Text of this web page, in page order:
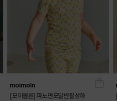
moimoln
[모이몰른] 파노면모달반팔상하